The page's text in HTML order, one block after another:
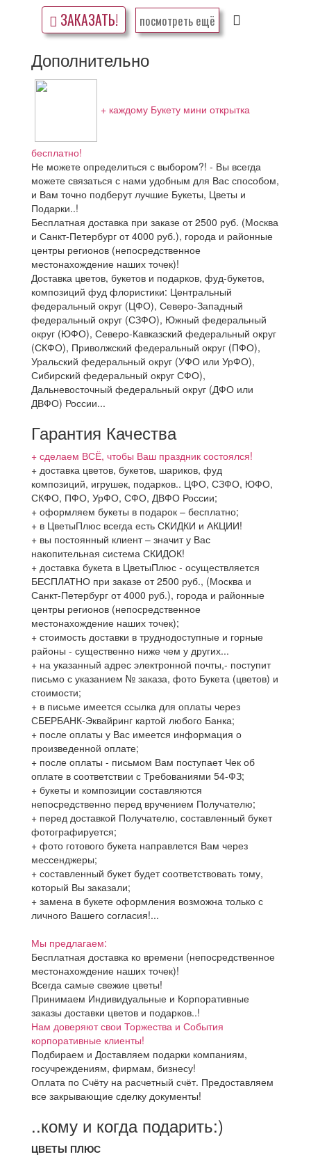
ЗАКАЗАТЬ! посмотреть ещё
Дополнительно
+ каждому Букету мини открытка
бесплатно!
Не можете определиться с выбором?! - Вы всегда
можете связаться с нами удобным для Вас способом,
и Вам точно подберут лучшие Букеты, Цветы и
Подарки..!
Бесплатная доставка при заказе от 2500 руб. (Москва
и Санкт-Петербург от 4000 руб.), города и районные
центры регионов (непосредственное
местонахождение наших точек)!
Доставка цветов, букетов и подарков, фуд-букетов,
композиций фуд флористики: Центральный
федеральный округ (ЦФО), Северо-Западный
федеральный округ (СЗФО), Южный федеральный
округ (ЮФО), Северо-Кавказский федеральный округ
(СКФО), Приволжский федеральный округ (ПФО),
Уральский федеральный округ (УФО или УрФО),
Сибирский федеральный округ СФО),
Дальневосточный федеральный округ (ДФО или
ДВФО) России...
Гарантия Качества
+ сделаем ВСЁ, чтобы Ваш праздник состоялся!
+ доставка цветов, букетов, шариков, фуд
композиций, игрушек, подарков.. ЦФО, СЗФО, ЮФО,
СКФО, ПФО, УрФО, СФО, ДВФО России;
+ оформляем букеты в подарок – бесплатно;
+ в ЦветыПлюс всегда есть СКИДКИ и АКЦИИ!
+ вы постоянный клиент – значит у Вас
накопительная система СКИДОК!
+ доставка букета в ЦветыПлюс - осуществляется
БЕСПЛАТНО при заказе от 2500 руб., (Москва и
Санкт-Петербург от 4000 руб.), города и районные
центры регионов (непосредственное
местонахождение наших точек);
+ стоимость доставки в труднодоступные и горные
районы - существенно ниже чем у других...
+ на указанный адрес электронной почты,- поступит
письмо с указанием № заказа, фото Букета (цветов) и
стоимости;
+ в письме имеется ссылка для оплаты через
СБЕРБАНК-Эквайринг картой любого Банка;
+ после оплаты у Вас имеется информация о
произведенной оплате;
+ после оплаты - письмом Вам поступает Чек об
оплате в соответствии с Требованиями 54-ФЗ;
+ букеты и композиции составляются
непосредственно перед вручением Получателю;
+ перед доставкой Получателю, составленный букет
фотографируется;
+ фото готового букета направлется Вам через
мессенджеры;
+ составленный букет будет соответствовать тому,
который Вы заказали;
+ замена в букете оформления возможна только с
личного Вашего согласия!...
Мы предлагаем:
Бесплатная доставка ко времени (непосредственное
местонахождение наших точек)!
Всегда самые свежие цветы!
Принимаем Индивидуальные и Корпоративные
заказы доставки цветов и подарков..!
Нам доверяют свои Торжества и События
корпоративные клиенты!
Подбираем и Доставляем подарки компаниям,
госучреждениям, фирмам, бизнесу!
Оплата по Счёту на расчетный счёт. Предоставляем
все закрывающие сделку документы!
..кому и когда подарить:)
ЦВЕТЫ ПЛЮС